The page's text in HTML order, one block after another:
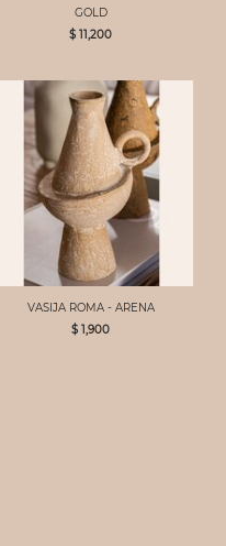
GOLD
$ 11,200
VASIJA ROMA - ARENA
$ 1,900